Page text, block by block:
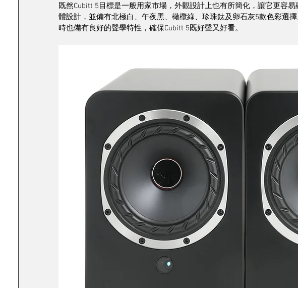
既然Cubitt 5目標是一般用家市場，外觀設計上也有所簡化，讓它更容
體設計，並備有北極白、午夜黑、橄欖綠、珍珠鈦及卵石灰5款色彩選
時也備有良好的聲學特性，確保Cubitt 5既好聲又好看。